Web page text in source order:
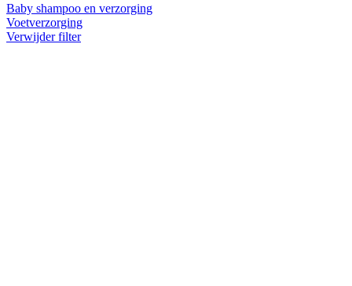
Baby shampoo en verzorging
Voetverzorging
Verwijder filter